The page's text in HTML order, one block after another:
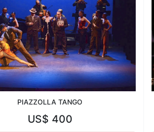
PIAZZOLLA TANGO
US$ 400